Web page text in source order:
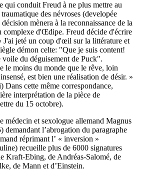
qui conduit Freud à ne plus mettre au
des névroses (developée
mènera à la reconnaissance de la
complexe d'Œdipe. Freud décide d'écrire
J'ai jeté un coup d'œil sur la littérature et
démon celte: "Que je suis content!
du déguisement de Puck".
le moins du monde que le rêve, loin
est bien une réalisation de désir. »
Dans cette même correspondance,
interprétation de la pièce de
du 15 octobre).
médecin et sexologue allemand Magnus
l’abrogation du paragraphe
réprimant l’ « inversion »
recueille plus de 6000 signatures
Kraft-Ebing, de Andréas-Salomé, de
de Mann et d’Einstein.